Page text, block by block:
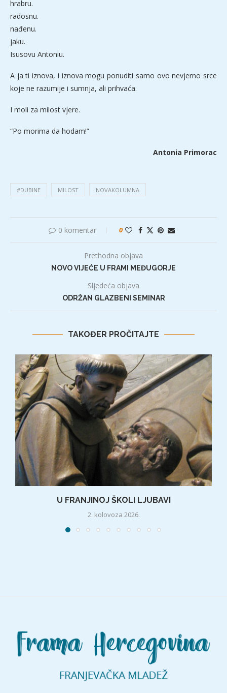
hrabru.
radosnu.
nađenu.
jaku.
Isusovu Antoniu.
A ja ti iznova, i iznova mogu ponuditi samo ovo nevjerno srce
koje ne razumije i sumnja, ali prihvaća.
I moli za milost vjere.
“Po morima da hodam!”
Antonia Primorac
#DUBINE MILOST NOVAKOLUMNA
0 komentar 0
Prethodna objava
NOVO VIJEĆE U FRAMI MEĐUGORJE
Sljedeća objava
ODRŽAN GLAZBENI SEMINAR
TAKOĐER PROČITAJTE
U FRANJINOJ ŠKOLI LJUBAVI
2. kolovoza 2026.